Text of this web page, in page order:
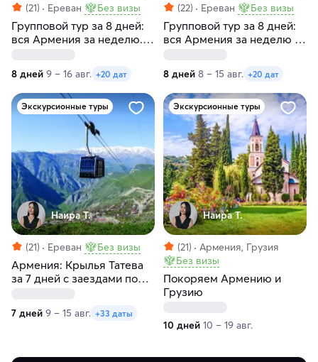
(21) Ереван Без визы
Групповой тур за 8 дней:
вся Армения за неделю. С
воскресеньям
8 дней 9 – 16 авг. +20 дат
(22) Ереван Без визы
Групповой тур за 8 дней:
вся Армения за неделю с
8 дней 8 – 15 авг. +20 дат
Экскурсионные туры
Наира Т.
(21) Ереван Без визы
Армения: Крылья Татева
за 7 дней с заездами по
7 дней 9 – 15 авг. +33 даты
Экскурсионные туры
Наира Т.
(21)
Армения, Грузия
Без визы
Покоряем Армению и
Грузию
10 дней 10 – 19 авг.